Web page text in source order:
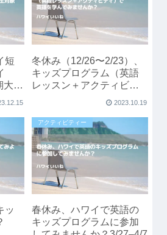
短
大学
冬休み（12/26〜2/23）、
キッズプログラム（英語
レッスン＋アクティビテ
ィ）で英語を学んでみま
2023.10.19
ッ
アクティビティー
春休み、ハワイで英語の
キッズプログラムに参加